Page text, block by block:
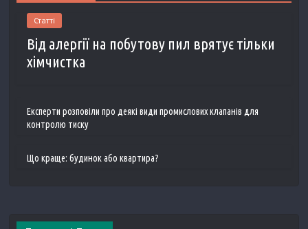
Статті
Від алергії на побутову пил врятує тільки
хімчистка
Експерти розповіли про деякі види промислових клапанів для
контролю тиску
Що краще: будинок або квартира?